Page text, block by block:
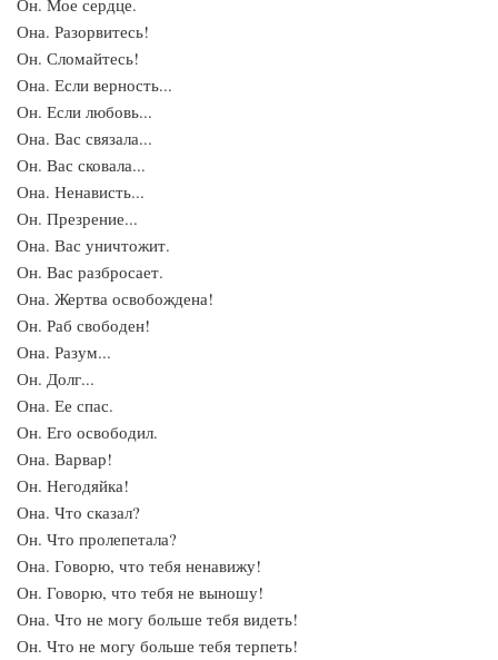
Он. Мое сердце.
Она. Разорвитесь!
Он. Сломайтесь!
Она. Если верность...
Он. Если любовь...
Она. Вас связала...
Он. Вас сковала...
Она. Ненависть...
Он. Презрение...
Она. Вас уничтожит.
Он. Вас разбросает.
Она. Жертва освобождена!
Он. Раб свободен!
Она. Разум...
Он. Долг...
Она. Ее спас.
Он. Его освободил.
Она. Варвар!
Он. Негодяйка!
Она. Что сказал?
Он. Что пролепетала?
Она. Говорю, что тебя ненавижу!
Он. Говорю, что тебя не выношу!
Она. Что не могу больше тебя видеть!
Он. Что не могу больше тебя терпеть!